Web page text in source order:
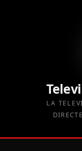
LA
DIRECTE